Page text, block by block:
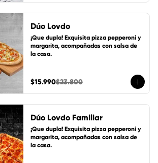
Dúo Lovdo
¡Que dupla! Exquisita pizza pepperoni y
margarita, acompañadas con salsa de
la casa.
$15.990$23.800
Dúo Lovdo Familiar
¡Que dupla! Exquisita pizza pepperoni y
margarita, acompañadas con salsa de
la casa.